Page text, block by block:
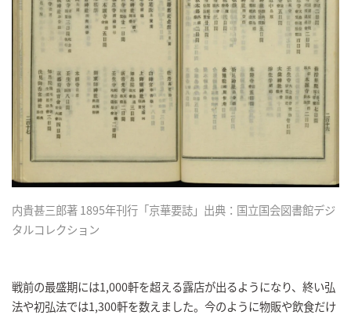
内貴甚三郎著 1895年刊行「京華要誌」出典：国立国会図書館デジ
タルコレクション
戦前の最盛期には1,000軒を超える露店が出るようになり、終い弘
法や初弘法では1,300軒を数えました。今のように物販や飲食だけ